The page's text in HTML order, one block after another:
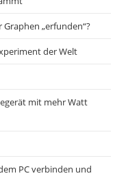
„erfunden“?
der Welt
mit mehr Watt
PC verbinden und